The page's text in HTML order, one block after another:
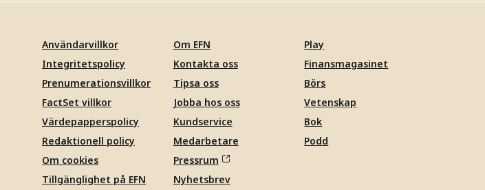
Användarvillkor
Integritetspolicy
Prenumerationsvillkor
FactSet villkor
Värdepapperspolicy
Redaktionell policy
Om cookies
Tillgänglighet på EFN
Om EFN
Kontakta oss
Tipsa oss
Jobba hos oss
Kundservice
Medarbetare
Pressrum
Nyhetsbrev
Play
Finansmagasinet
Börs
Vetenskap
Bok
Podd